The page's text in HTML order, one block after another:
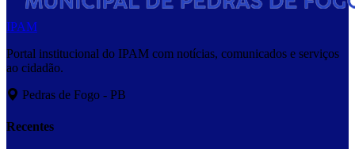
IPAM
Portal institucional do IPAM com notícias, comunicados e serviços
ao cidadão.
Pedras de Fogo - PB
Recentes